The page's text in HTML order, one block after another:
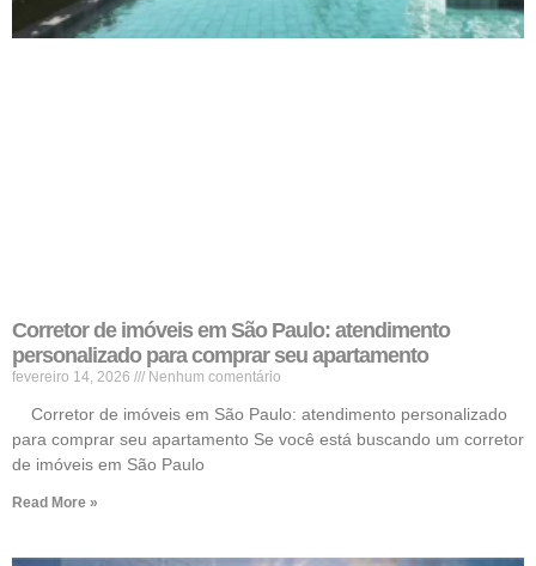
Corretor de imóveis em São Paulo: atendimento
personalizado para comprar seu apartamento
fevereiro 14, 2026 Nenhum comentário
Corretor de imóveis em São Paulo: atendimento personalizado
para comprar seu apartamento Se você está buscando um corretor
de imóveis em São Paulo
Read More »